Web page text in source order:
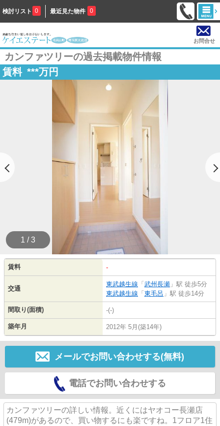
検討リスト 0 最近見た物件 0
お問合せ
カンファツリーの過去掲載物件情報
賃料 ***万円
1 / 3
賃料 -
交通
東武越生線 「 武州長瀬 」駅 徒歩5分
東武越生線 「 東毛呂 」駅 徒歩14分
間取り(面積) -(-)
築年月 2012年 5月(築14年)
メールでお問い合わせする(無料)
電話でお問い合わせする
カンファツリーの詳しい情報。近くにはヤオコー長瀬店
(479m)があるので、買い物するにも楽ですね。1フロア1住